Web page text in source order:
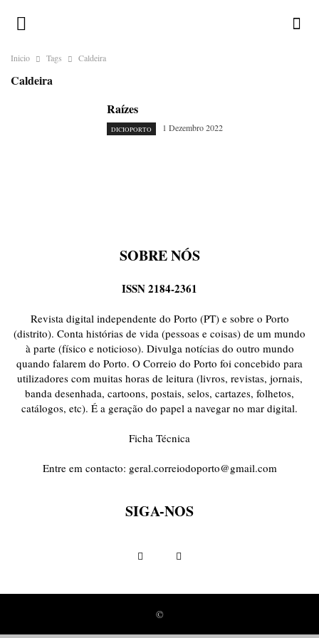
Inicio Tags Caldeira
Caldeira
Raízes
DICIOPORTO 1 Dezembro 2022
SOBRE NÓS
ISSN 2184-2361
Revista digital independente do Porto (PT) e sobre o Porto
(distrito). Conta histórias de vida (pessoas e coisas) de um mundo
à parte (físico e noticioso). Divulga notícias do outro mundo
quando falarem do Porto. O Correio do Porto foi concebido para
utilizadores com muitas horas de leitura (livros, revistas, jornais,
banda desenhada, cartoons, postais, selos, cartazes, folhetos,
catálogos, etc). É a geração do papel a navegar no mar digital.
Ficha Técnica
Entre em contacto: geral.correiodoporto@gmail.com
SIGA-NOS
©